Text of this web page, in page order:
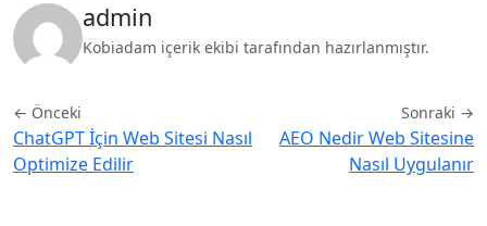
admin
Kobiadam içerik ekibi tarafından hazırlanmıştır.
← Önceki
ChatGPT İçin Web Sitesi Nasıl
Optimize Edilir
Sonraki →
AEO Nedir Web Sitesine
Nasıl Uygulanır